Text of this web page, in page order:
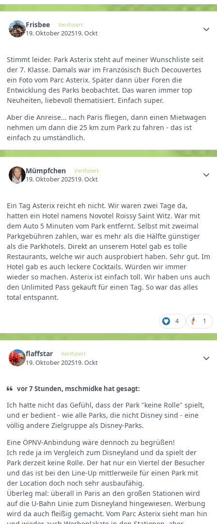
Frisbee Verifiziert
19. Oktober 202519. Ockt
Stimmt leider. Park Asterix steht auf meiner Wunschliste seit
der 7. Klasse. Damals war im Französisch Buch Decouvertes
ein Foto vom Parc Asterix. Später dann über Foren die
Entwicklung des Parks beobachtet. Das waren immer top
Neuheiten, liebevoll thematisiert. Einfach super.
Aber die Anreise... nach Paris fliegen, dann einen Mietwagen
nehmen um dann die 25 km zum Park zu fahren - das ist
einfach zu umständlich.
Mümpfchen Verifiziert
19. Oktober 202519. Ockt
Ein Tag Asterix reicht eh nicht. Wir waren zwei Tage da,
hatten ein Hotel namens Novotel Roissy Saint Witz. War mit
dem Auto 5 Minuten vom Park entfernt. Selbst mit zweimal
Parkgebühren zahlen, war es mehr als die Hälfte günstiger
als die Parkhotels. Direkt an unserem Hotel gab es tolle
Restaurants, welche wir auch ausprobiert haben. Sehr gut. Im
Hotel gab es auch leckere Cocktails. Würden wir immer
wieder so machen. Asterix ist einfach toll. Wir haben uns auch
den Unlimited Pass gekauft für einen Tag. So war das alles
total entspannt.
4 1
flaffstar Verifiziert
19. Oktober 202519. Ockt
vor 7 Stunden, mschmidke hat gesagt:
Ich hatte nicht das Gefühl, dass der Park "keine Rolle" spielt,
und er bedient - wie alle Parks, die nicht Disney sind - eine
völlig andere Zielgruppe als Disney-Parks.
Eine ÖPNV-Anbindung wäre dennoch zu begrüßen!
Ich rede ja im Vergleich zum Disneyland und da spielt der
Park derzeit keine Rolle. Der hat nur ein Viertel der Besucher
und das ist bei den Line-Up mittlerweile für einen Park mit
der Location doch noch sehr ausbaufähig.
Überleg mal: überall in Paris an den großen Stationen wird
auf die U-Bahn Linie zum Disneyland hingewiesen. Werbung
wird da auch fleißig gemacht. Vom Parc Asterix sieht man hin